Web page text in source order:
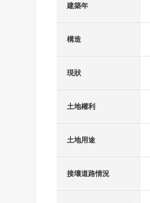
建築年
構造
現狀
土地權利
土地用途
接壤道路情況